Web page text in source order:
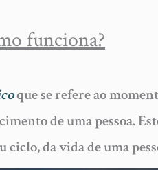
funciona?
que se refere ao
de uma pessoa.
ciclo, da vida de uma